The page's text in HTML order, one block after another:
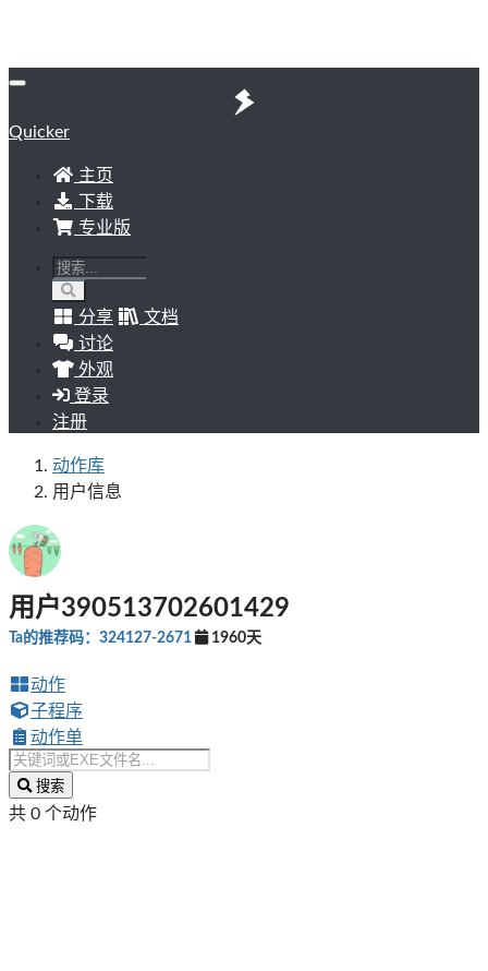
Quicker
主页
下载
专业版
分享
文档
讨论
外观
登录
注册
动作库
用户信息
用户390513702601429
Ta的推荐码：324127-2671 1960天
动作
子程序
动作单
搜索
共 0 个动作